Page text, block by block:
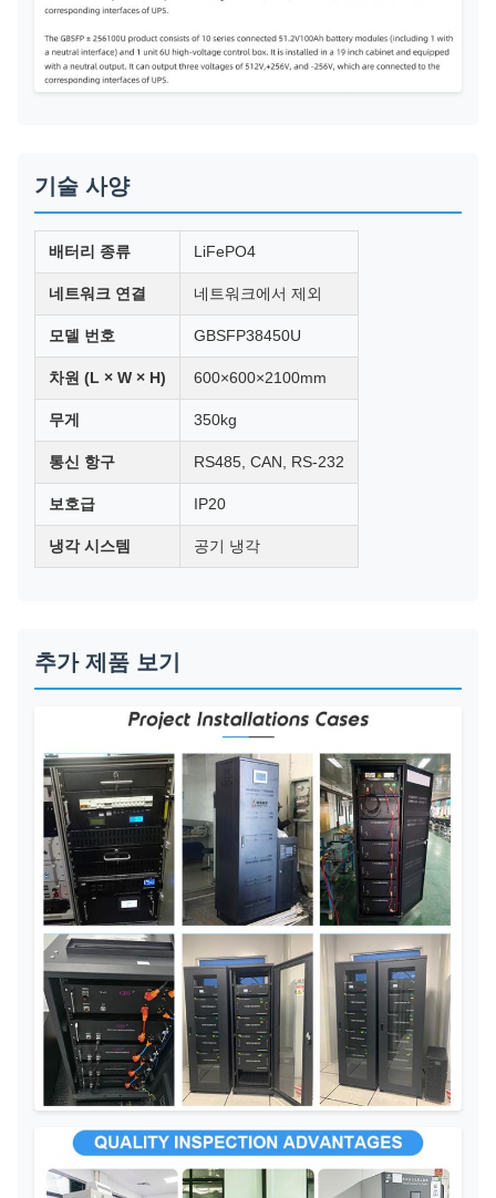
기술 사양
배터리 종류 LiFePO4
네트워크 연결 네트워크에서 제외
모델 번호 GBSFP38450U
차원 (L × W × H) 600×600×2100mm
무게 350kg
통신 항구 RS485, CAN, RS-232
보호급 IP20
냉각 시스템 공기 냉각
추가 제품 보기